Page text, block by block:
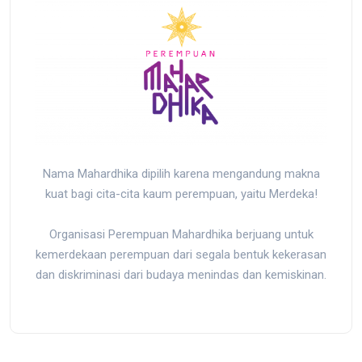
Nama Mahardhika dipilih karena mengandung makna
kuat bagi cita-cita kaum perempuan, yaitu Merdeka!
Organisasi Perempuan Mahardhika berjuang untuk
kemerdekaan perempuan dari segala bentuk kekerasan
dan diskriminasi dari budaya menindas dan kemiskinan.